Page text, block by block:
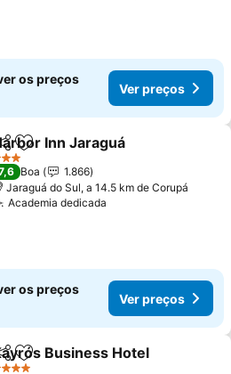
os preços
Ver preços
Adicionar aos favoritos
Inn Jaraguá
Boa
1.866
Jaraguá do Sul, a 14.5 km de Corupá
Academia dedicada
os preços
Ver preços
Adicionar aos favoritos
Business Hotel